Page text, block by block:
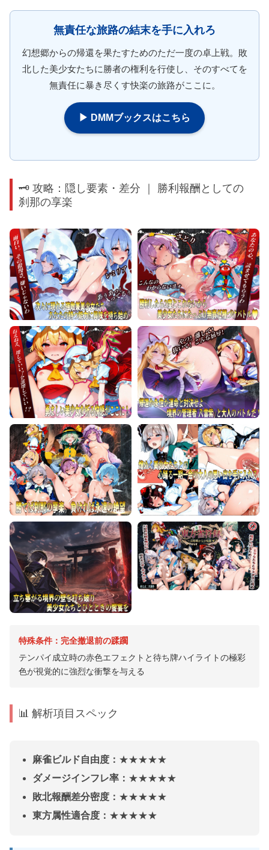
無責任な旅路の結末を手に入れろ
幻想郷からの帰還を果たすためのただ一度の卓上戦。敗
北した美少女たちに勝者の権利を行使し、そのすべてを
無責任に暴き尽くす快楽の旅路がここに。
▶ DMMブックスはこちら
🗝️ 攻略：隠し要素・差分 ｜ 勝利報酬としての
刹那の享楽
特殊条件：完全撤退前の蹂躙
テンパイ成立時の赤色エフェクトと待ち牌ハイライトの極彩
色が視覚的に強烈な衝撃を与える
📊 解析項目スペック
麻雀ビルド自由度： ★★★★★
ダメージインフレ率： ★★★★★
敗北報酬差分密度： ★★★★★
東方属性適合度： ★★★★★